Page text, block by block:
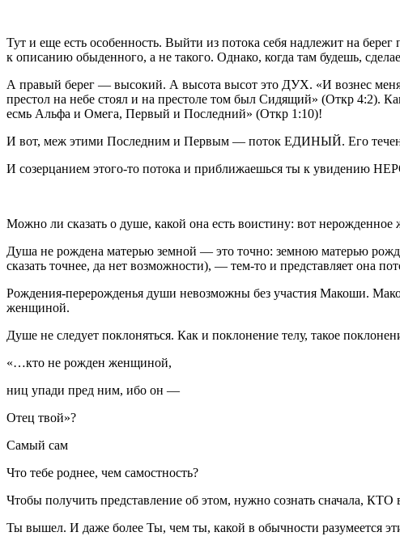
Тут и еще есть особенность. Выйти из потока себя надлежит на берег
к описанию обыденного, а не такого. Однако, когда там будешь,
А правый берег — высокий. А высота высот это ДУХ. «И вознес
престол на небе стоял и на престоле том был Сидящий» (Откр 4:2).
есмь Альфа и Омега, Первый и Последний» (Откр 1:10)!
И вот, меж этими Последним и Первым — поток ЕДИНЫЙ. Его
И созерцанием этого-то потока и приближаешься ты к
Можно ли сказать о душе, какой она есть воистину: вот
Душа не рождена матерью земной — это точно: земною матерью
сказать точнее, да нет возможности), — тем-то и представляет она
Рождения-перерожденья души невозможны без участия Макоши.
женщиной.
Душе не следует поклоняться. Как и поклонение телу, такое
«…кто не рожден женщиной,
ниц упади пред ним, ибо он —
Отец твой»?
Самый сам
Что тебе роднее, чем самостность?
Чтобы получить представление об этом, нужно сознать сначала,
Ты вышел. И даже более Ты, чем ты, какой в обычности разумеется